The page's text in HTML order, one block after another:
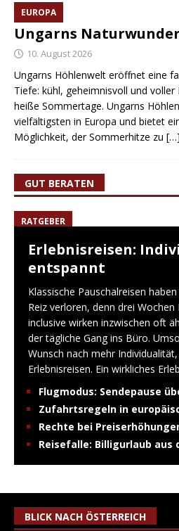
EUROPA
Ungarns
10. August 2026
Ungarns Höhlenwelt eröffnet eine
Tiefe: kühl, geheimnisvoll und
heiße Sommertage. Ungarns
vielfältigsten in Europa und bietet
Möglichkeit, der Sommerhitze zu […]
GUT BERATEN
RATGEBER
Erlebnisreisen:
entspannt
Klassische Pauschalreisen
Reiz verloren, denn drei
inclusive wirken inzwischen oft
der tägliche Gang ins Büro.
Wunsch nach mehr
Erlebnisreisen. Ein wirkliches
Flugmodus: Sendepause
Zufahrtsregeln in
Rechte bei
Reisefalle: Billigurlaub aus
BLICK NACH ÖSTERREICH